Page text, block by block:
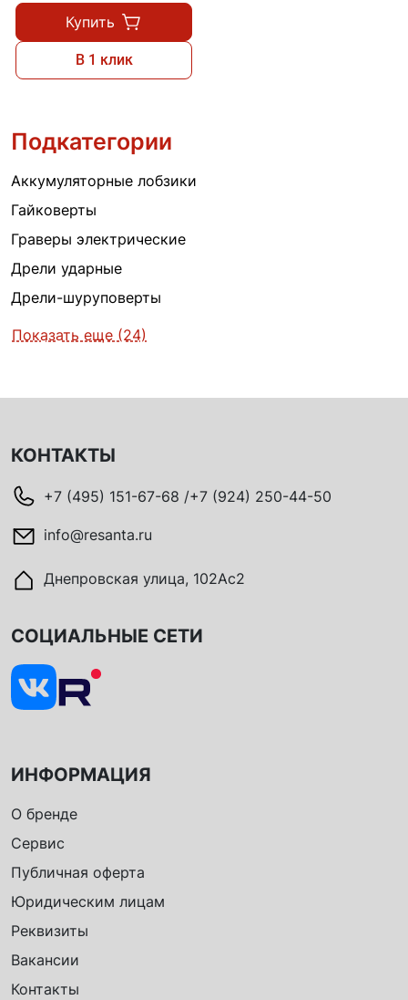
Купить
В 1 клик
Подкатегории
Аккумуляторные лобзики
Гайковерты
Граверы электрические
Дрели ударные
Дрели-шуруповерты
Показать еще (24)
КОНТАКТЫ
+7 (495) 151-67-68 /+7 (924) 250-44-50
info@resanta.ru
Днепровская улица, 102Ас2
ИНФОРМАЦИЯ
О бренде
Сервис
Публичная оферта
Юридическим лицам
Реквизиты
Вакансии
Контакты
СОЦИАЛЬНЫЕ СЕТИ